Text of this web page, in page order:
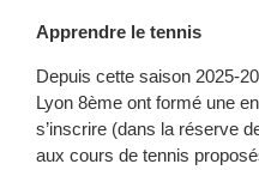
Apprendre le tennis
Depuis cette saison 2025-
Lyon 8ème ont formé une
s’inscrire (dans la réserve
aux cours de tennis